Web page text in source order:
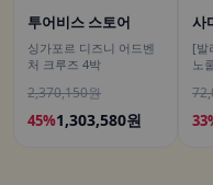
투어비스 스토어
싱가포르 디즈니 어드벤
처 크루즈 4박
2,370,150원
45%1,303,580원
사
[발
노
체